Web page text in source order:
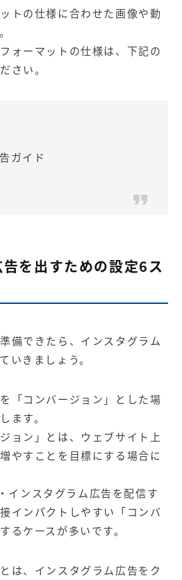
トの仕様に合わせた画像や動
ォーマットの仕様は、下記の
さい。
ガイド
を出すための設定6ス
備できたら、インスタグラム
いきましょう。
「コンバージョン」とした場
ます。
ョン」とは、ウェブサイト上
やすことを目標にする場合に
インスタグラム広告を配信す
インパクトしやすい「コンバ
るケースが多いです。
は、インスタグラム広告をク